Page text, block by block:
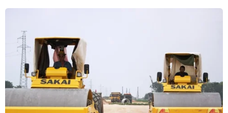
TIN CÙNG CHUYÊN MỤC